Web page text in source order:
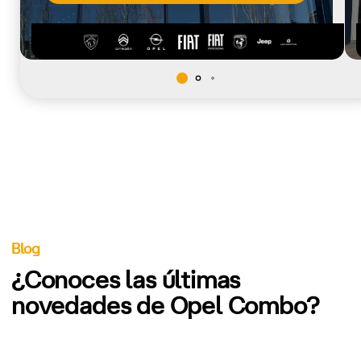
Blog
¿Conoces las últimas
novedades de Opel Combo?